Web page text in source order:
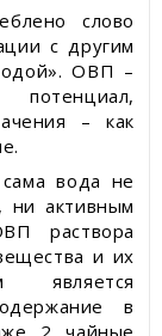
слово
с другим
ОВП –
потенциал,
– как
вода не
ни активным
раствора
и их
является
в